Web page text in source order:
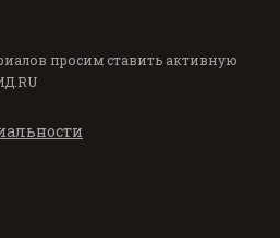
просим ставить активную